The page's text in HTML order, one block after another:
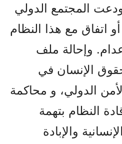
المجتمع الدولي
اتفاق مع هذا النظام
وإحالة ملف
الإنسان في
الدولي، و محاكمة
النظام بتهمة
والإبادة